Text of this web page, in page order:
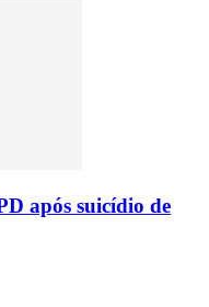
após suicídio de